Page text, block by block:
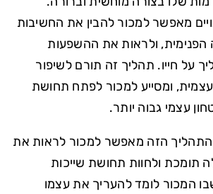
מאפשר למכור להבין את החשיבות
ולראות את ההשפעות
על חייו. תהליך זה תורם לשיפור
ומסייע למכור לפתח תחושת
עצמי גבוה יותר.
התהליך הזה מאפשר למכור לראות את
תומכת ולחוות תחושת שייכות
המכור לומד להעריך את עצמו